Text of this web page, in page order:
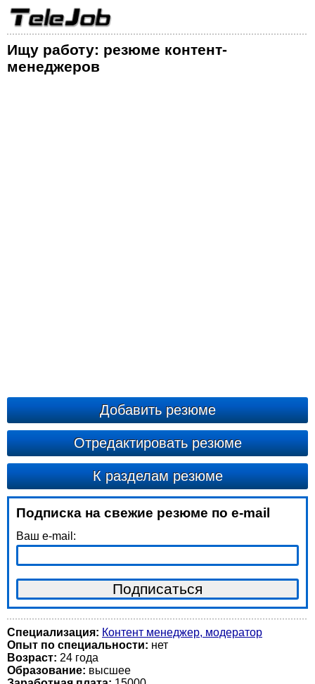
Ищу работу: резюме контент-
менеджеров
Добавить резюме
Отредактировать резюме
К разделам резюме
Подписка на свежие резюме по e-mail
Ваш e-mail:
Специализация: Контент менеджер, модератор
Опыт по специальности: нет
Возраст: 24 годa
Образование: высшее